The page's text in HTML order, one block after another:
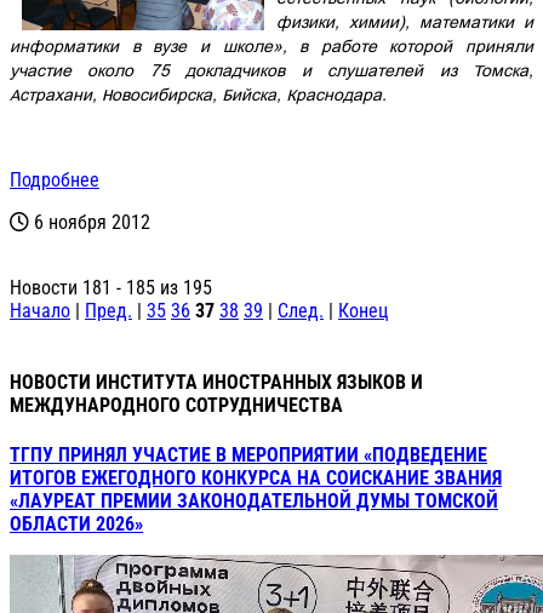
физики, химии), математики и
информатики в вузе и школе», в работе которой приняли
участие около 75 докладчиков и слушателей из Томска,
Астрахани, Новосибирска, Бийска, Краснодара.
Подробнее
6 ноября 2012
Новости 181 - 185 из 195
Начало | Пред. | 35 36 37 38 39 | След. | Конец
НОВОСТИ ИНСТИТУТА ИНОСТРАННЫХ ЯЗЫКОВ И
МЕЖДУНАРОДНОГО СОТРУДНИЧЕСТВА
ТГПУ ПРИНЯЛ УЧАСТИЕ В МЕРОПРИЯТИИ «ПОДВЕДЕНИЕ
ИТОГОВ ЕЖЕГОДНОГО КОНКУРСА НА СОИСКАНИЕ ЗВАНИЯ
«ЛАУРЕАТ ПРЕМИИ ЗАКОНОДАТЕЛЬНОЙ ДУМЫ ТОМСКОЙ
ОБЛАСТИ 2026»